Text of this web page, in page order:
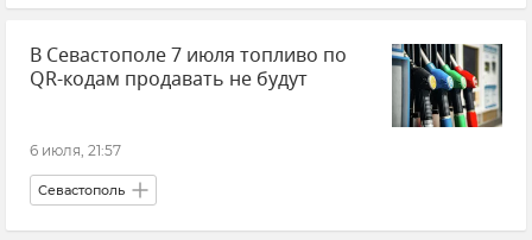
Россия Образование в России
В Севастополе 7 июля топливо по
QR-кодам продавать не будут
6 июля, 21:57
Севастополь